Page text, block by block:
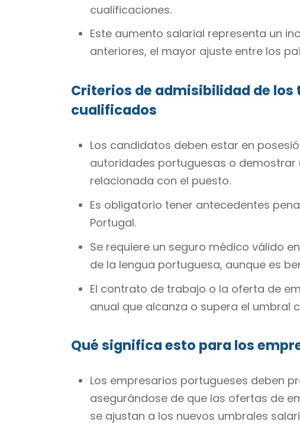
cualificaciones.
Este aumento salarial representa un
anteriores, el mayor ajuste entre los
Criterios de admisibilidad de
cualificados
Los candidatos deben estar en
autoridades portuguesas o
relacionada con el puesto.
Es obligatorio tener antecedentes
Portugal.
Se requiere un seguro médico válido
de la lengua portuguesa, aunque es
El contrato de trabajo o la oferta de
anual que alcanza o supera el umbral
Qué significa esto para los
Los empresarios portugueses deben
asegurándose de que las ofertas de
se ajustan a los nuevos umbrales